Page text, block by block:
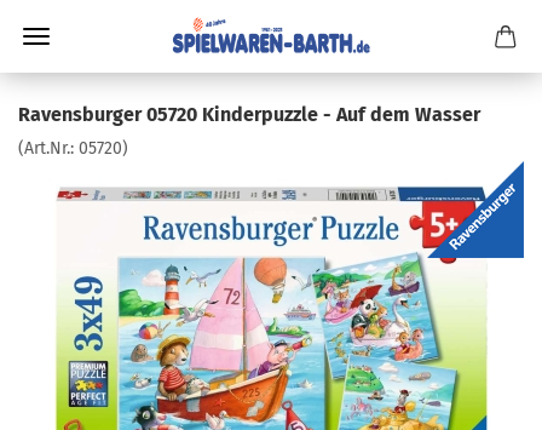
Ravensburger 05720 Kinderpuzzle - Auf dem Wasser
(Art.Nr.: 05720)